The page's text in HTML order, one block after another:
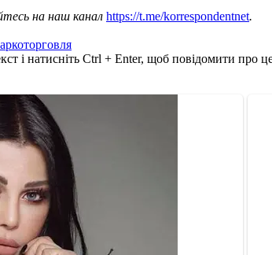
на наш канал https://t.me/korrespondentnet.
і натисніть Ctrl + Enter, щоб повідомити про